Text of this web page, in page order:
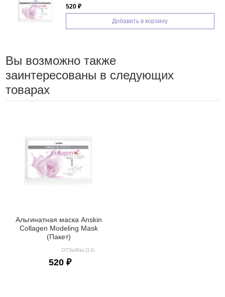
520 ₽
Добавить в корзину
Вы возможно также
заинтересованы в следующих
товарах
Альгинатная маска Anskin
Collagen Modeling Mask
(Пакет)
ОТЗЫВЫ (13)
520 ₽